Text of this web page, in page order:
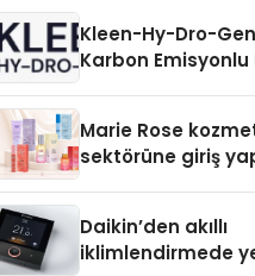
Kleen-Hy-Dro-Gen
Karbon Emisyonlu
Aldı
Marie Rose
sektörüne giriş
Daikin’den akıllı
iklimlendirmede